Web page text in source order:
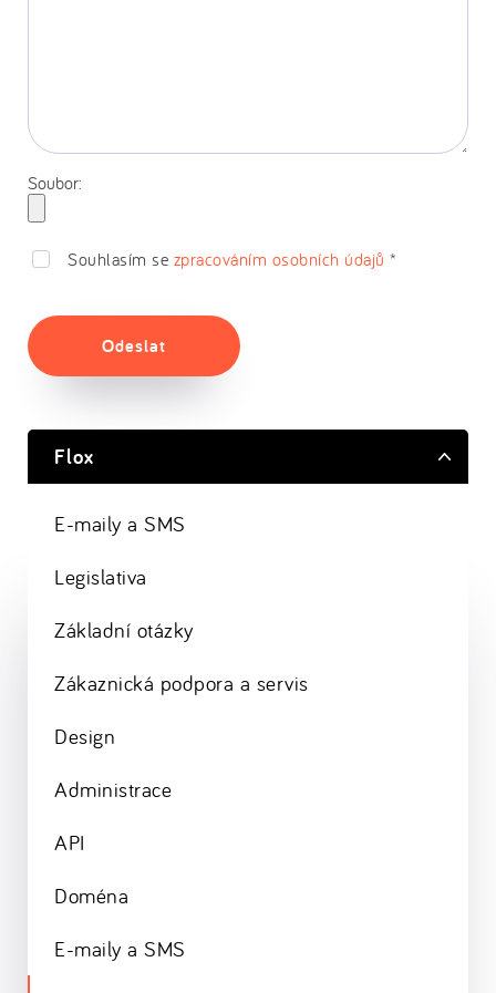
Soubor:
Souhlasím se zpracováním osobních údajů *
Odeslat
Flox
E-maily a SMS
Legislativa
Základní otázky
Zákaznická podpora a servis
Design
Administrace
API
Doména
E-maily a SMS